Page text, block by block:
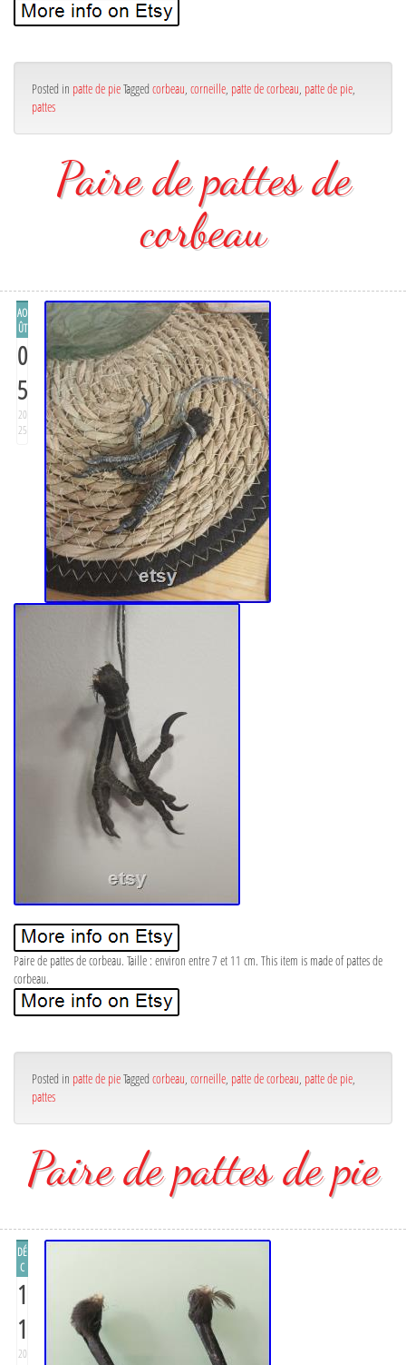
Posted in patte de pieTagged corbeau corneille patte de corbeau patte de pie
pattes
Paire de pattes de
corbeau
AO
ÛT
0
5
20
25
Paire de pattes de corbeau. Taille : environ entre 7 et 11 cm. This item is made of pattes de
corbeau.
Posted in patte de pieTagged corbeau, corneille, patte de corbeau, patte de pie,
pattes
Paire de pattes de pie
DÉ
C
1
1
20